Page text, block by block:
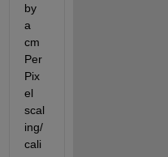
by
a
cm
Per
Pix
el
scal
ing/
cali